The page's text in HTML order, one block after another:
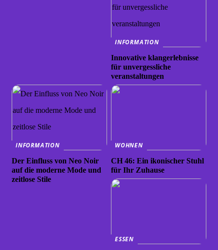
INFORMATION
Innovative klangerlebnisse
für unvergessliche
veranstaltungen
INFORMATION
Der Einfluss von Neo Noir
auf die moderne Mode und
zeitlose Stile
WOHNEN
CH 46: Ein ikonischer Stuhl
für Ihr Zuhause
ESSEN